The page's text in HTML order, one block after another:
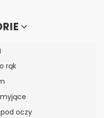
rąk
pod oczy